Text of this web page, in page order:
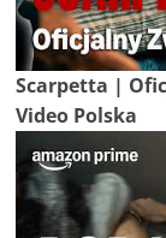
Scarpetta |
Video Polska